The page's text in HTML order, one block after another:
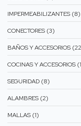
IMPERMEABILIZANTES (8)
CONECTORES (3)
BAÑOS Y ACCESORIOS
COCINAS Y ACCESORIOS
SEGURIDAD (8)
ALAMBRES (2)
MALLAS (1)